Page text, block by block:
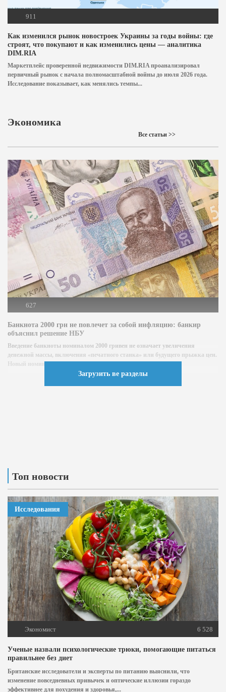
Топ новости
Исследования
Экономист 6 528
Ученые назвали психологические трюки, помогающие питаться
правильнее без диет
Британские исследователи и эксперты по питанию выяснили, что
изменение повседневных привычек и оптические иллюзии гораздо
эффективнее для похудения и здоровья,...
911
Как изменился рынок новостроек Украины за годы войны: где
строят, что покупают и как изменились цены — аналитика
DIM.RIA
Маркетплейс проверенной недвижимости DIM.RIA проанализировал
первичный рынок с начала полномасштабной войны до июля 2026 года.
Исследование показывает, как менялись темпы...
Экономика
Все статьи >>
627
Банкнота 2000 грн не повлечет за собой инфляцию: банкир
объяснил решение НБУ
Введение банкноты номиналом 2000 гривен не означает увеличения
денежной массы, включения «печатного станка» или будущего прыжка цен.
Новый номинал является...
Загрузить ве разделы